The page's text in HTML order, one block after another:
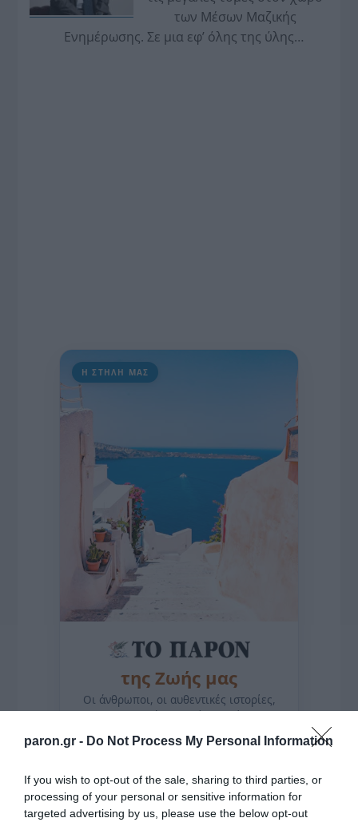
paron.gr - Do Not Process My Personal Information
If you wish to opt-out of the sale, sharing to third parties, or
processing of your personal or sensitive information for
targeted advertising by us, please use the below opt-out
των Μέσων Μαζικής
Ενημέρωσης. Σε μια εφ’ όλης της ύλης
Η ΣΤΗΛΗ ΜΑΣ
της Ζωής μας
Οι άνθρωποι, οι αυθεντικές ιστορίες,
ΌΣΑ ΧΡΕΙΆΖΕΣΑΙ
ΓΙΑ ΤΟ ΚΑΛΟΚΑΊΡΙ ΣΟΥ →